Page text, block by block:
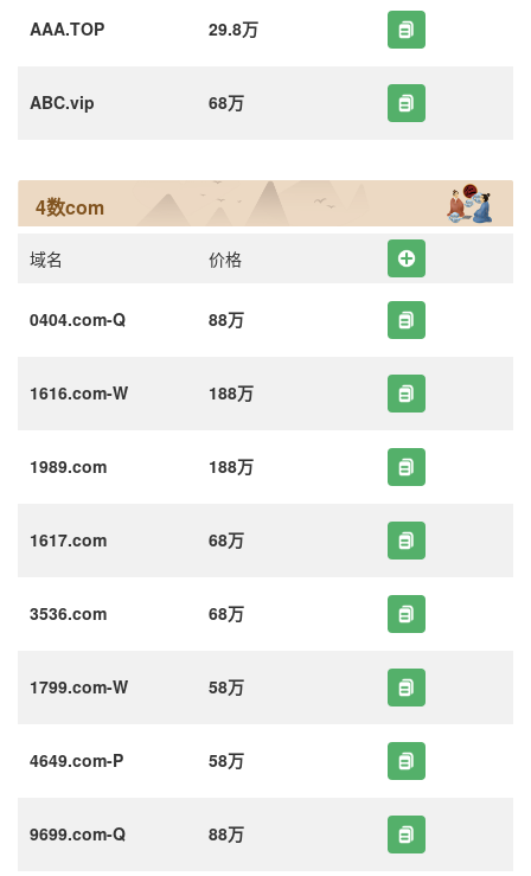
AAA.TOP 29.8万
ABC.vip 68万
4数com
域名 价格
0404.com-Q 88万
1616.com-W 188万
1989.com 188万
1617.com 68万
3536.com 68万
1799.com-W 58万
4649.com-P 58万
9699.com-Q 88万